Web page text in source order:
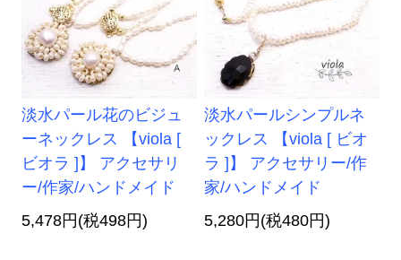
淡水パール花のビジュ
ーネックレス 【viola [
ビオラ ]】 アクセサリ
ー/作家/ハンドメイド
5,478円(税498円)
淡水パールシンプルネ
ックレス 【viola [ ビオ
ラ ]】 アクセサリー/作
家/ハンドメイド
5,280円(税480円)